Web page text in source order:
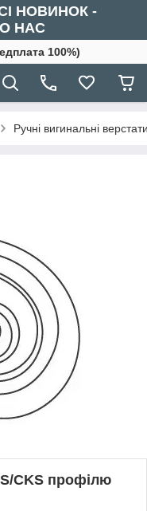
НОВИНОК -
НАС
100%)
Ручні вигинальні
CKS профілю